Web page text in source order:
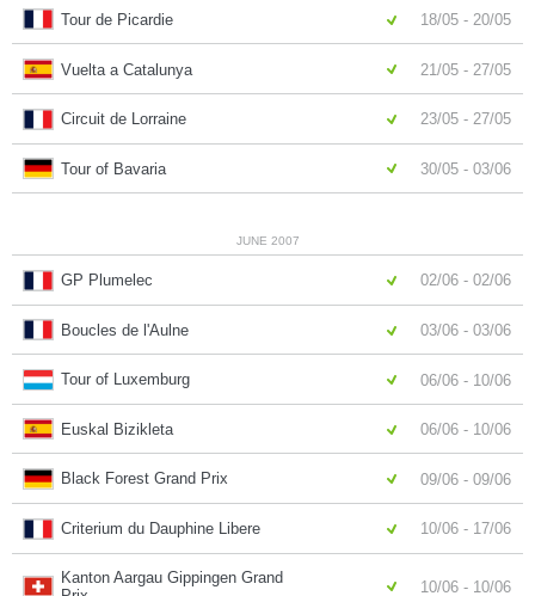
Tour de Picardie 18/05 - 20/05
Vuelta a Catalunya 21/05 - 27/05
Circuit de Lorraine 23/05 - 27/05
Tour of Bavaria 30/05 - 03/06
JUNE 2007
GP Plumelec 02/06 - 02/06
Boucles de l'Aulne 03/06 - 03/06
Tour of Luxemburg 06/06 - 10/06
Euskal Bizikleta 06/06 - 10/06
Black Forest Grand Prix 09/06 - 09/06
Criterium du Dauphine Libere 10/06 - 17/06
Kanton Aargau Gippingen Grand
10/06 - 10/06